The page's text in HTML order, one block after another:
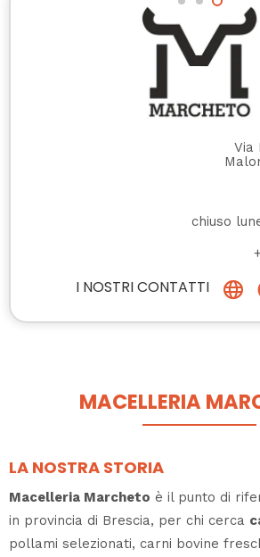
Via
chiuso
I NOSTRI CONTATTI
MACELLERIA
LA NOSTRA STORIA
Macelleria Marcheto è il punto di
in provincia di Brescia, per chi cerca
pollami selezionati, carni bovine